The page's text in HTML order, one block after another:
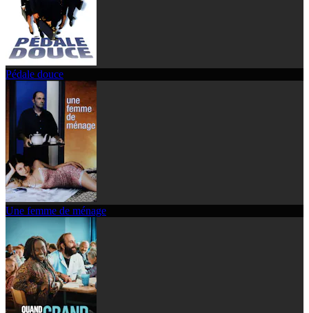
Pédale douce
Une femme de ménage